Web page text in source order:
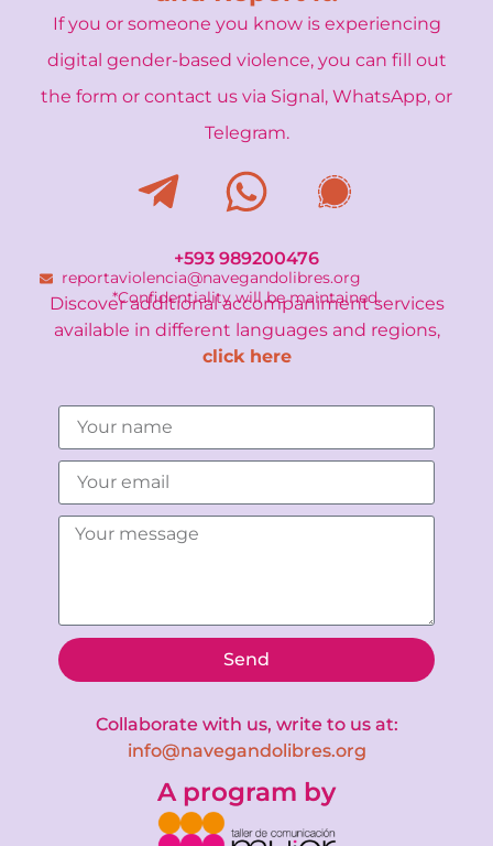
If you or someone you know is experiencing
digital gender-based violence, you can fill out
the form or contact us via Signal, WhatsApp, or
Telegram.
+593 989200476
reportaviolencia@navegandolibres.org
*Confidentiality will be maintained.
Discover additional accompaniment services
available in different languages and regions,
click here
Send
Collaborate with us, write to us at:
info@navegandolibres.org
A program by